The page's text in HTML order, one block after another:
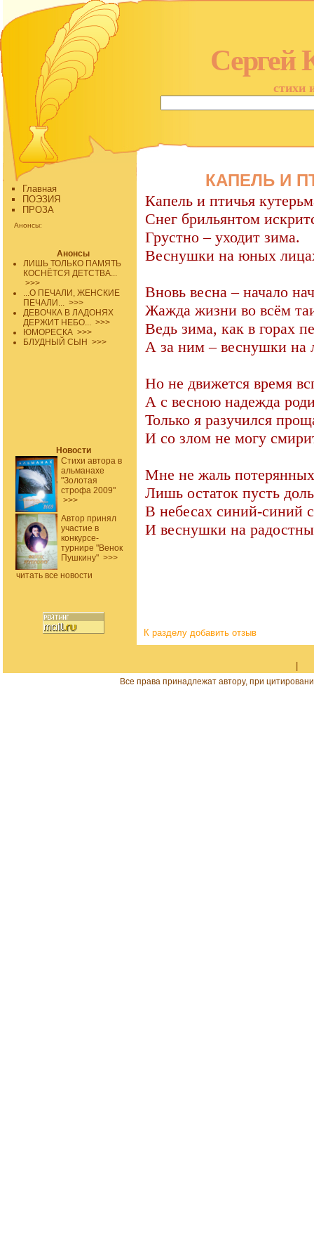
Сергей
стихи
Главная
ПОЭЗИЯ
ПРОЗА
Анонсы:
Анонсы
ЛИШЬ ТОЛЬКО ПАМЯТЬ
КОСНЁТСЯ ДЕТСТВА...
>>>
...О ПЕЧАЛИ, ЖЕНСКИЕ
ПЕЧАЛИ... >>>
ДЕВОЧКА В ЛАДОНЯХ
ДЕРЖИТ НЕБО... >>>
ЮМОРЕСКА >>>
БЛУДНЫЙ СЫН >>>
Новости
Стихи автора в
альманахе
"Золотая
строфа 2009"
>>>
Автор принял
участие в
конкурсе-
турнире "Венок
Пушкину" >>>
читать все новости
КАПЕЛЬ И
Капель и птичья
Снег брильянтом
Грустно – уходит зима.
Веснушки на юных
Вновь весна – начало
Жажда жизни во всём
Ведь зима, как в горах
А за ним – веснушки на
Но не движется время
А с весною надежда
Только я разучился
И со злом не могу
Мне не жаль
Лишь остаток пусть
В небесах синий-синий
И веснушки на
К разделу добавить отзыв
Все права принадлежат автору, при